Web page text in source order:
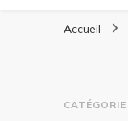
Accueil
CATÉGORIE